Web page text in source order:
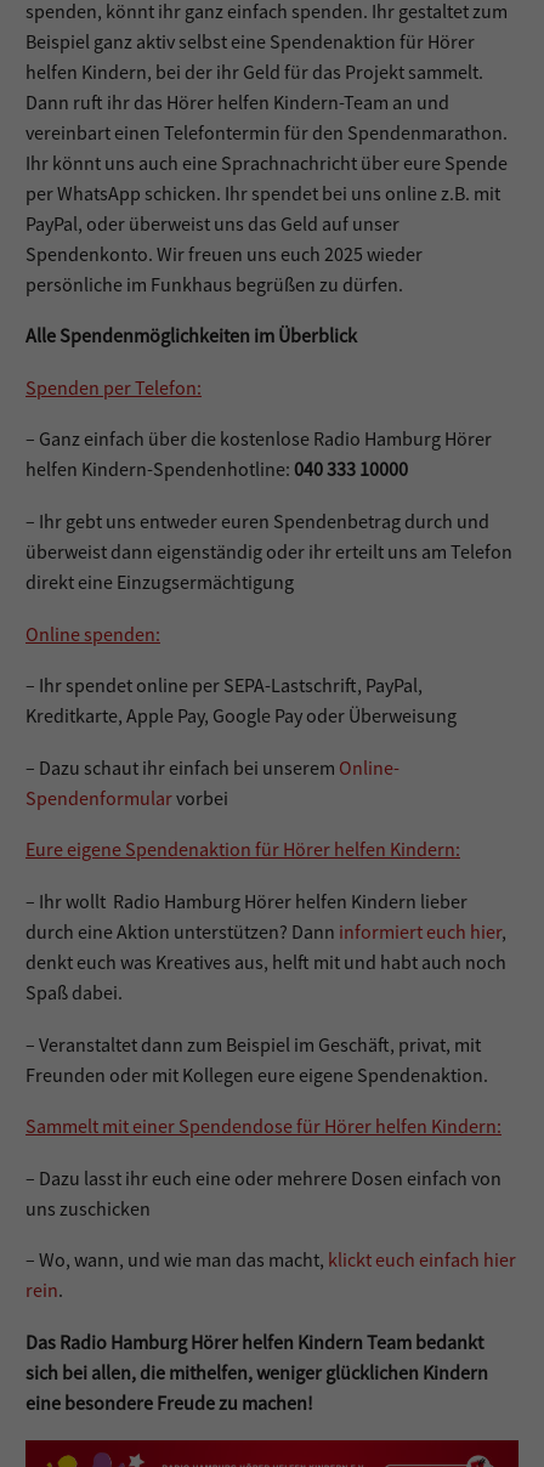
spenden, könnt ihr ganz einfach spenden. Ihr gestaltet zum
Beispiel ganz aktiv selbst eine Spendenaktion für Hörer
helfen Kindern, bei der ihr Geld für das Projekt sammelt.
Dann ruft ihr das Hörer helfen Kindern-Team an und
vereinbart einen Telefontermin für den Spendenmarathon.
Ihr könnt uns auch eine Sprachnachricht über eure Spende
per WhatsApp schicken. Ihr spendet bei uns online z.B. mit
PayPal, oder überweist uns das Geld auf unser
Spendenkonto. Wir freuen uns euch 2025 wieder
persönliche im Funkhaus begrüßen zu dürfen.
Alle Spendenmöglichkeiten im Überblick
Spenden per Telefon:
– Ganz einfach über die kostenlose Radio Hamburg Hörer
helfen Kindern-Spendenhotline: 040 333 10000
– Ihr gebt uns entweder euren Spendenbetrag durch und
überweist dann eigenständig oder ihr erteilt uns am Telefon
direkt eine Einzugsermächtigung
Online spenden:
– Ihr spendet online per SEPA-Lastschrift, PayPal,
Kreditkarte, Apple Pay, Google Pay oder Überweisung
– Dazu schaut ihr einfach bei unserem Online-
Spendenformularvorbei
Eure eigene Spendenaktion für Hörer helfen Kindern:
– Ihr wollt Radio Hamburg Hörer helfen Kindern lieber
durch eine Aktion unterstützen? Dann informiert euch hier,
denkt euch was Kreatives aus, helft mit und habt auch noch
Spaß dabei.
– Veranstaltet dann zum Beispiel im Geschäft, privat, mit
Freunden oder mit Kollegen eure eigene Spendenaktion.
Sammelt mit einer Spendendose für Hörer helfen Kindern:
– Dazu lasst ihr euch eine oder mehrere Dosen einfach von
uns zuschicken
– Wo, wann, und wie man das macht, klickt euch einfach hier
rein.
Das Radio Hamburg Hörer helfen Kindern Team bedankt
sich bei allen, die mithelfen, weniger glücklichen Kindern
eine besondere Freude zu machen!